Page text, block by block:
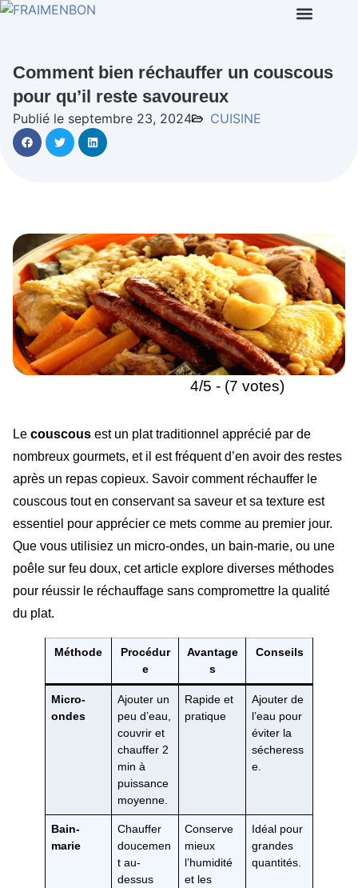
Comment bien réchauffer un couscous
pour qu’il reste savoureux
Publié le septembre 23, 2024 CUISINE
4/5 - (7 votes)
Le couscous est un plat traditionnel apprécié par de
nombreux gourmets, et il est fréquent d’en avoir des restes
après un repas copieux. Savoir comment réchauffer le
couscous tout en conservant sa saveur et sa texture est
essentiel pour apprécier ce mets comme au premier jour.
Que vous utilisiez un micro-ondes, un bain-marie, ou une
poêle sur feu doux, cet article explore diverses méthodes
pour réussir le réchauffage sans compromettre la qualité
du plat.
Méthode
Procédur
e
Avantage
s
Conseils
Micro-
ondes
Ajouter un
peu d’eau,
couvrir et
chauffer 2
min à
puissance
moyenne.
Rapide et
pratique
Ajouter de
l’eau pour
éviter la
sécheress
e.
Bain-
marie
Chauffer
doucemen
t au-
dessus
Conserve
mieux
l’humidité
et les
Idéal pour
grandes
quantités.